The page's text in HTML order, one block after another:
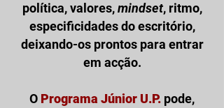
política, valores,mindset, ritmo,
especificidades do escritório,
deixando-os prontos para entrar
em acção.
O Programa Júnior U.P. pode,